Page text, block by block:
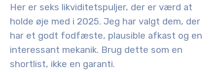
Her er seks likviditetspuljer, der er værd at
holde øje med i 2025. Jeg har valgt dem, der
har et godt fodfæste, plausible afkast og en
interessant mekanik. Brug dette som en
shortlist, ikke en garanti.